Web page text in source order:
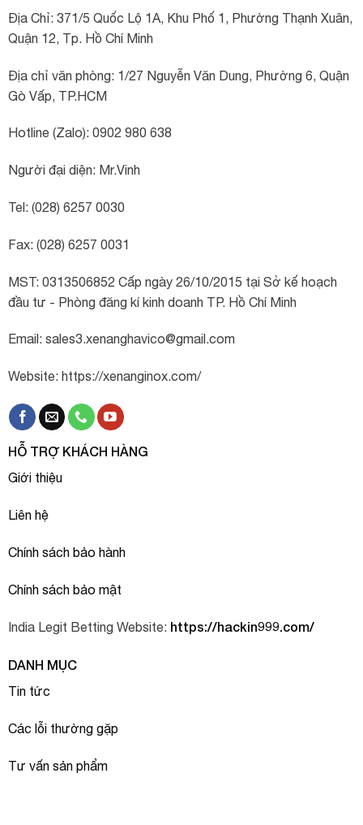
Địa Chỉ: 371/5 Quốc Lộ 1A, Khu Phố 1, Phường Thạnh Xuân,
Quận 12, Tp. Hồ Chí Minh
Địa chỉ văn phòng: 1/27 Nguyễn Văn Dung, Phường 6, Quận
Gò Vấp, TP.HCM
Hotline (Zalo): 0902 980 638
Người đại diện: Mr.Vinh
Tel: (028) 6257 0030
Fax: (028) 6257 0031
MST: 0313506852 Cấp ngày 26/10/2015 tại Sở kế hoạch
đầu tư - Phòng đăng kí kinh doanh TP. Hồ Chí Minh
Email: sales3.xenanghavico@gmail.com
Website: https://xenanginox.com/
HỖ TRỢ KHÁCH HÀNG
Giới thiệu
Liên hệ
Chính sách bảo hành
Chính sách bảo mật
India Legit Betting Website: https://hackin999.com/
DANH MỤC
Tin tức
Các lỗi thường gặp
Tư vấn sản phẩm